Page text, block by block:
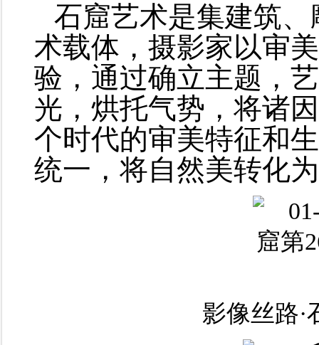
石窟艺术是集建筑
术载体，摄影家以审
验，通过确立主题，
光，烘托气势，将诸
个时代的审美特征和
统一，将自然美转化
影像丝路·